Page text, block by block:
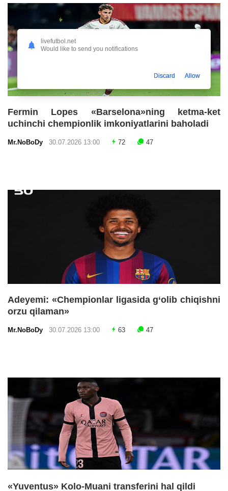
Fermin Lopes «Barselona»ning ketma-ket
uchinchi chempionlik imkoniyatlarini baholadi
Mr.NoBoDy 30.07.2026 13:00 72 47
Adeyemi: «Chempionlar ligasida g‘olib chiqishni
orzu qilaman»
Mr.NoBoDy 30.07.2026 13:00 63 47
«Yuventus» Kolo-Muani transferini hal qildi
livefutbol.net
Would like to send you notifications
Discard Allow